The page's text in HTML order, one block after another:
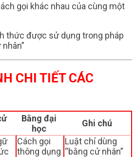
gọi khác nhau của cùng một
thức được sử dụng trong pháp
CHI TIẾT CÁC
Bằng đại
học
Ghi chú
Cách gọi
thông dụng
Luật chỉ dùng
“bằng cử nhân”